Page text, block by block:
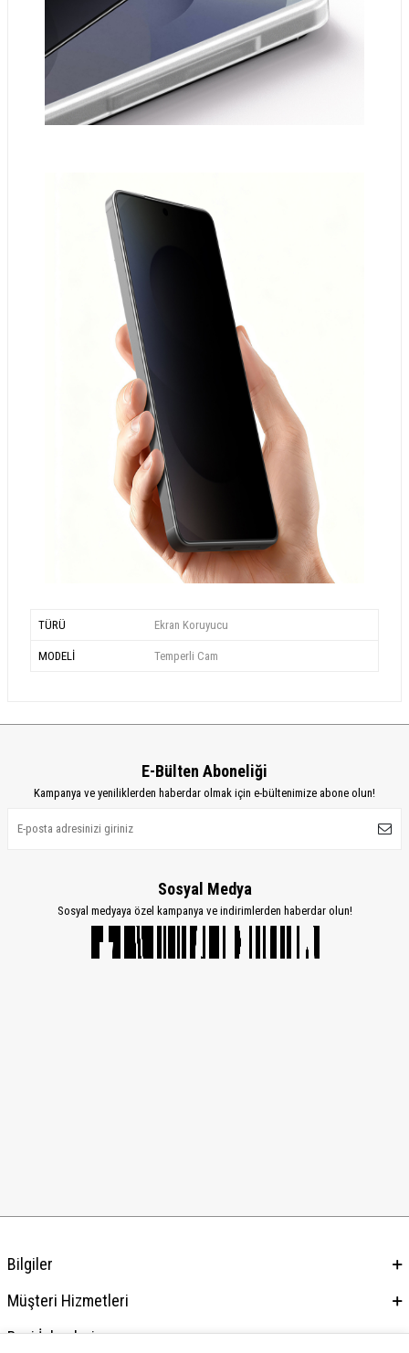
TÜRÜ Ekran Koruyucu
MODELİ Temperli Cam
E-Bülten Aboneliği
Kampanya ve yeniliklerden haberdar olmak için e-bültenimize abone olun!
Sosyal Medya
Sosyal medyaya özel kampanya ve indirimlerden haberdar olun!
Bilgiler
Müşteri Hizmetleri
Bayi İşlemleri